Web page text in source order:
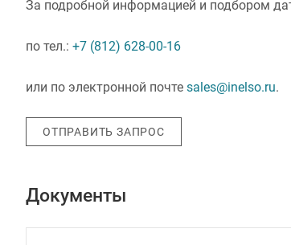
За подробной информацией и подбором
по тел.: +7 (812) 628-00-16
или по электронной почте sales@inelso.ru.
ОТПРАВИТЬ ЗАПРОС
Документы